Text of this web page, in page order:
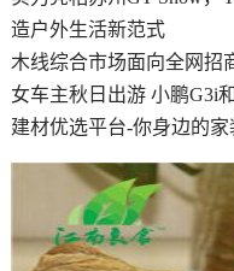
造户外生活新范式
木线综合市场面向全网招
女车主秋日出游 小鹏G3i
建材优选平台-你身边的